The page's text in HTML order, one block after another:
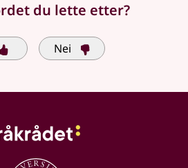
du lette etter?
Nei